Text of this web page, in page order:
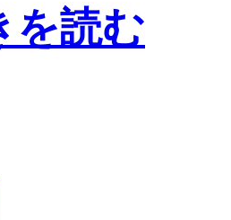
読む